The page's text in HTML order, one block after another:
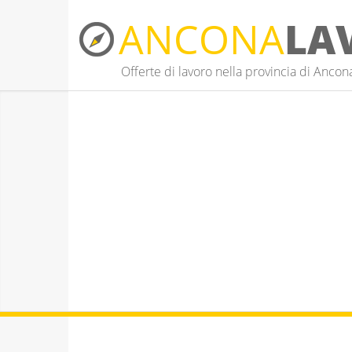
ANCONA
Offerte di lavoro nella provincia di